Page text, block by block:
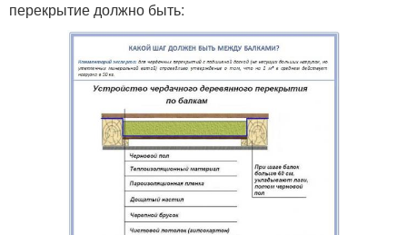
перекрытие должно быть: